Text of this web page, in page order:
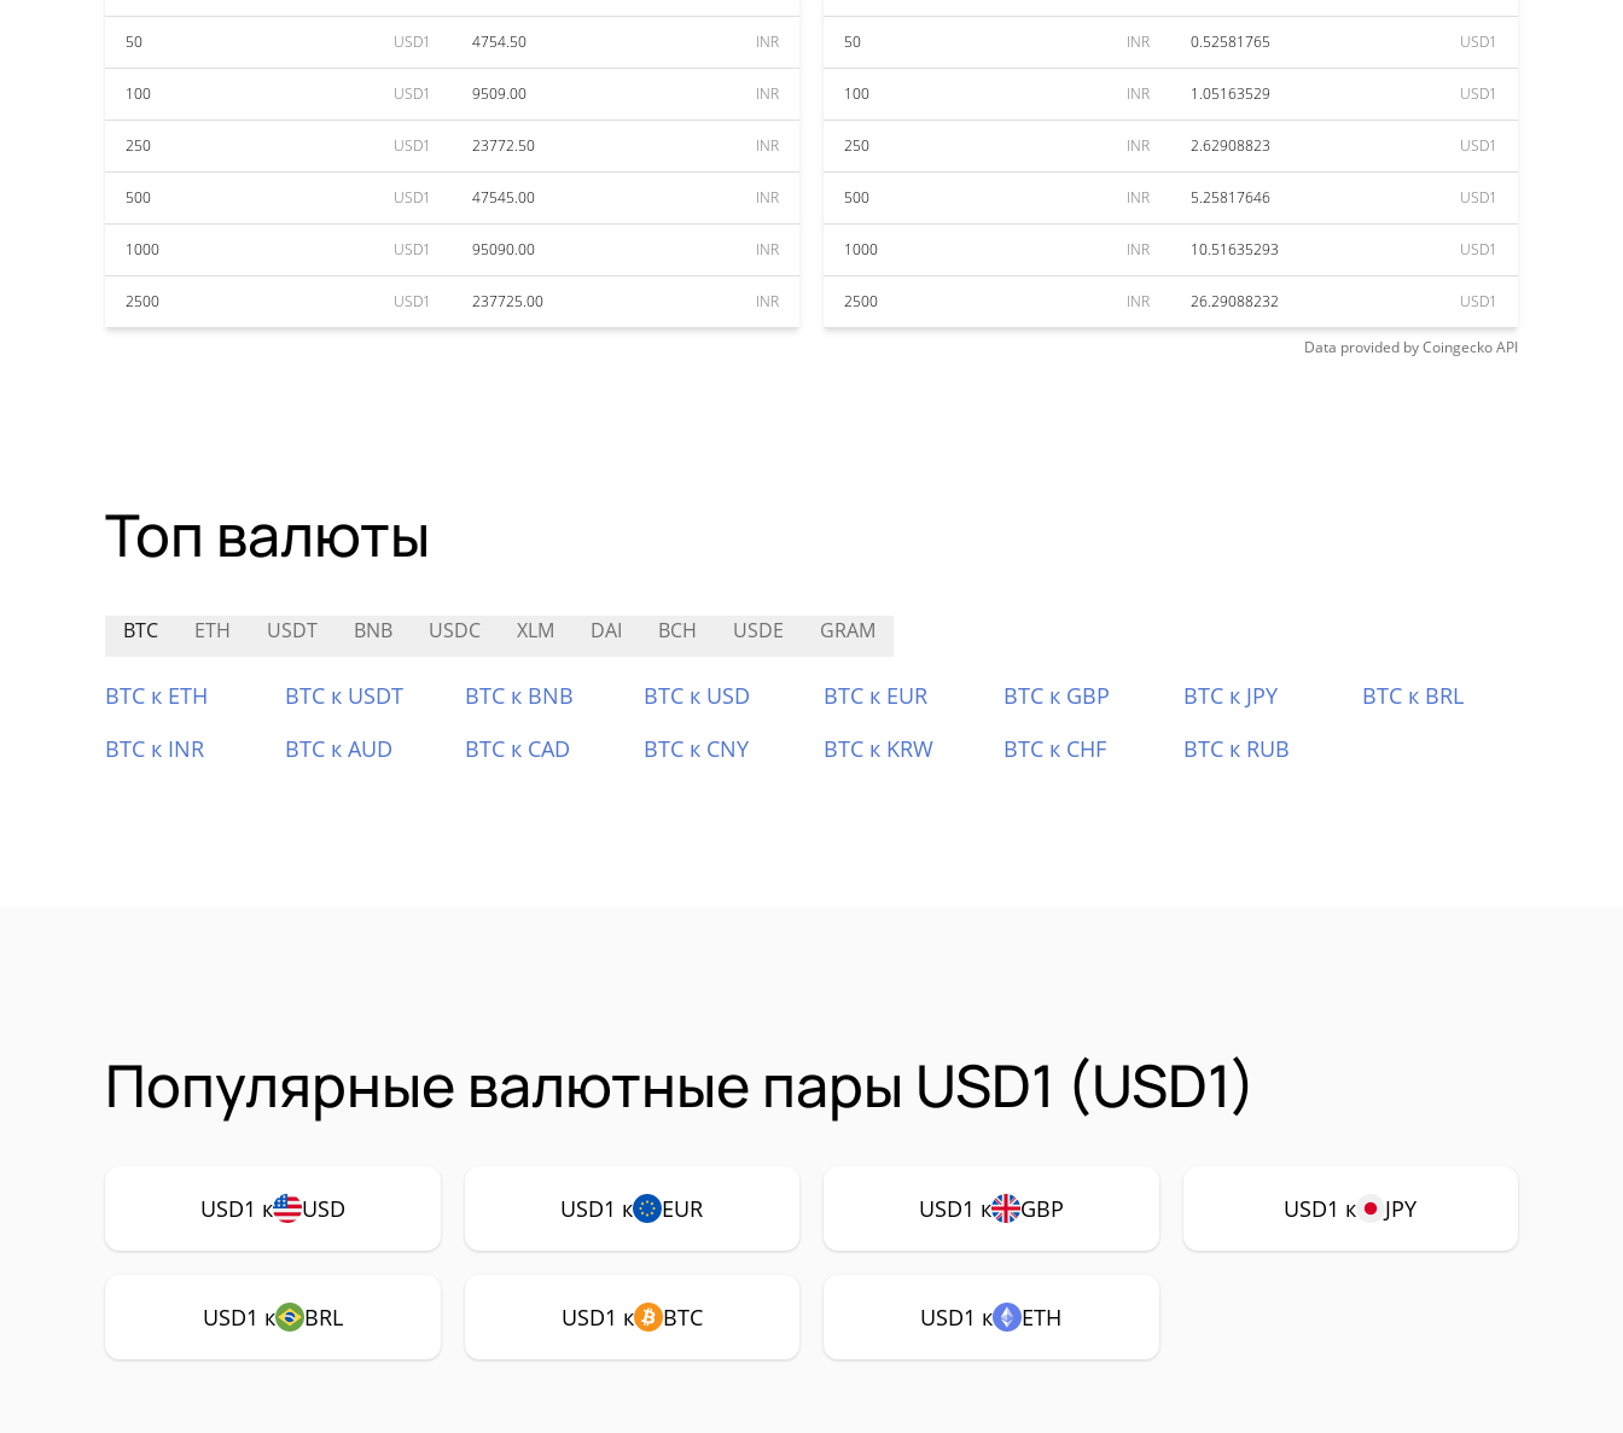
50 USD1 4754.50 INR
100 USD1 9509.00 INR
250 USD1 23772.50 INR
500 USD1 47545.00 INR
1000 USD1 95090.00 INR
2500 USD1 237725.00 INR
50 INR 0.52581765 USD1
100 INR 1.05163529 USD1
250 INR 2.62908823 USD1
500 INR 5.25817646 USD1
1000 INR 10.51635293 USD1
2500 INR 26.29088232 USD1
Data provided byCoingeckoAPI
Топ валюты
BTC ETH USDT BNB USDC XLM DAI BCH USDE GRAM
BTC к ETH BTC к USDT BTC к BNB BTC к USD BTC к EUR BTC к GBP BTC к JPY
BTC к BRL
BTC к INR
BTC к AUD BTC к CAD BTC к CNY BTC к KRW BTC к CHF BTC к RUB
Популярные валютные пары USD1 (USD1)
USD1 к USD USD1 к EUR USD1 к GBP USD1 к JPY
USD1 к BRL USD1 к BTC USD1 к ETH